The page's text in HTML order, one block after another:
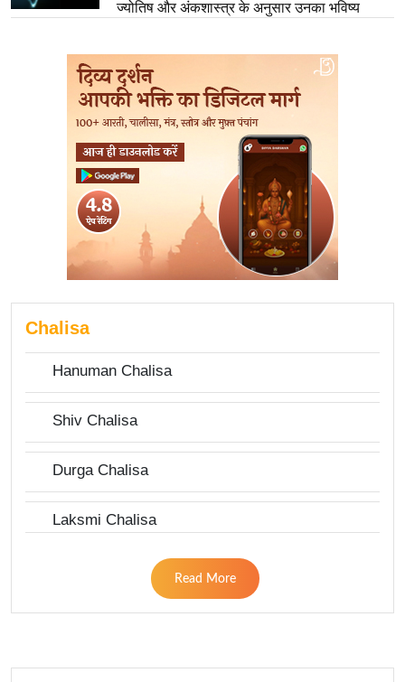
ज्योतिष और अंकशास्त्र के अनुसार उनका भविष्य
Chalisa
Hanuman Chalisa
Shiv Chalisa
Durga Chalisa
Laksmi Chalisa
Read More